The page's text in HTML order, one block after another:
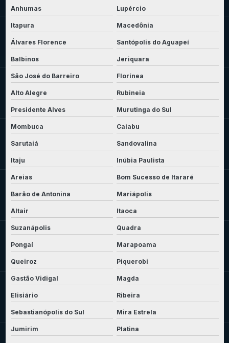
Anhumas Lupércio
Itapura Macedônia
Álvares Florence Santópolis do Aguapeí
Balbinos Jeriquara
São José do Barreiro Florínea
Alto Alegre Rubineia
Presidente Alves Murutinga do Sul
Mombuca Caiabu
Sarutaiá Sandovalina
Itaju Inúbia Paulista
Areias Bom Sucesso de Itararé
Barão de Antonina Mariápolis
Altair Itaoca
Suzanápolis Quadra
Pongaí Marapoama
Queiroz Piquerobi
Gastão Vidigal Magda
Elisiário Ribeira
Sebastianópolis do Sul Mira Estrela
Jumirim Platina